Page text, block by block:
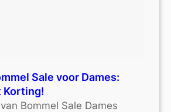
Sale voor Dames:
Korting!
Bommel Sale Dames